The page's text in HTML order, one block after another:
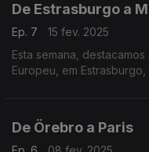
De Estrasburgo a
Ep. 7
15 fev. 2025
Esta semana,
Europeu, em
De Örebro a Paris